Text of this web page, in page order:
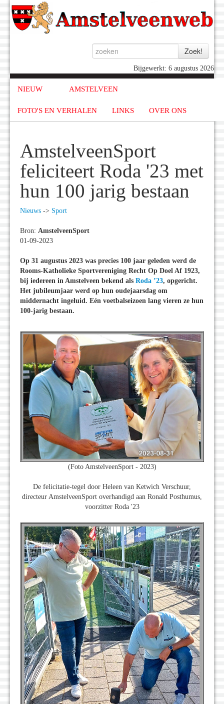
Bijgewerkt: 6 augustus 2026
NIEUW AMSTELVEEN
FOTO'S EN VERHALEN LINKS OVER ONS
AmstelveenSport
feliciteert Roda '23 met
hun 100 jarig bestaan
Nieuws -> Sport
Bron: AmstelveenSport
01-09-2023
Op 31 augustus 2023 was precies 100 jaar geleden werd de
Rooms-Katholieke Sportvereniging Recht Op Doel Af 1923,
bij iedereen in Amstelveen bekend als Roda ’23, opgericht.
Het jubileumjaar werd op hun oudejaarsdag om
middernacht ingeluid. Eén voetbalseizoen lang vieren ze hun
100-jarig bestaan.
(Foto AmstelveenSport - 2023)
De felicitatie-tegel door Heleen van Ketwich Verschuur,
directeur AmstelveenSport overhandigd aan Ronald Posthumus,
voorzitter Roda '23